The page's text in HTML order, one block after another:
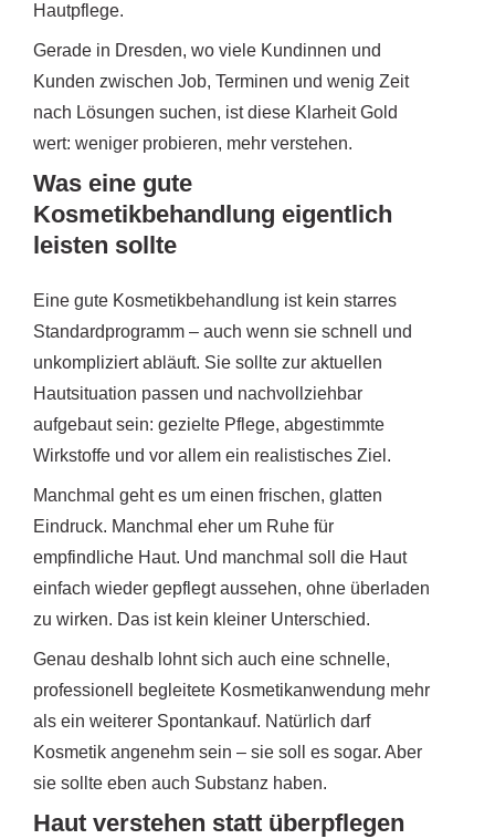
Hautpflege.
Gerade in Dresden, wo viele Kundinnen und
Kunden zwischen Job, Terminen und wenig Zeit
nach Lösungen suchen, ist diese Klarheit Gold
wert: weniger probieren, mehr verstehen.
Was eine gute
Kosmetikbehandlung eigentlich
leisten sollte
Eine gute Kosmetikbehandlung ist kein starres
Standardprogramm – auch wenn sie schnell und
unkompliziert abläuft. Sie sollte zur aktuellen
Hautsituation passen und nachvollziehbar
aufgebaut sein: gezielte Pflege, abgestimmte
Wirkstoffe und vor allem ein realistisches Ziel.
Manchmal geht es um einen frischen, glatten
Eindruck. Manchmal eher um Ruhe für
empfindliche Haut. Und manchmal soll die Haut
einfach wieder gepflegt aussehen, ohne überladen
zu wirken. Das ist kein kleiner Unterschied.
Genau deshalb lohnt sich auch eine schnelle,
professionell begleitete Kosmetikanwendung mehr
als ein weiterer Spontankauf. Natürlich darf
Kosmetik angenehm sein – sie soll es sogar. Aber
sie sollte eben auch Substanz haben.
Haut verstehen statt überpflegen